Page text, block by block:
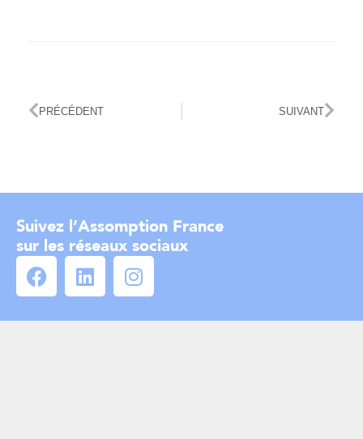
PRÉCÉDENT SUIVANT
Suivez l’Assomption France
sur les réseaux sociaux